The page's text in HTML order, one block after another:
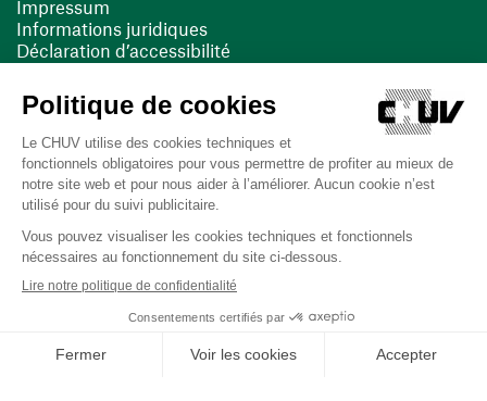
Impressum
Informations juridiques
Déclaration d’accessibilité
Cookies
(opens in a new window)
(opens in a new window)
Last updated on 16/03/2026 at 11:00